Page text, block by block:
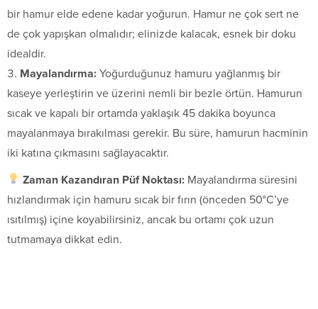
bir hamur elde edene kadar yoğurun. Hamur ne çok sert ne
de çok yapışkan olmalıdır; elinizde kalacak, esnek bir doku
idealdir.
Mayalandırma: Yoğurduğunuz hamuru yağlanmış bir
kaseye yerleştirin ve üzerini nemli bir bezle örtün. Hamurun
sıcak ve kapalı bir ortamda yaklaşık 45 dakika boyunca
mayalanmaya bırakılması gerekir. Bu süre, hamurun hacminin
iki katına çıkmasını sağlayacaktır.
Zaman Kazandıran Püf Noktası: Mayalandırma süresini
hızlandırmak için hamuru sıcak bir fırın (önceden 50°C’ye
ısıtılmış) içine koyabilirsiniz, ancak bu ortamı çok uzun
tutmamaya dikkat edin.